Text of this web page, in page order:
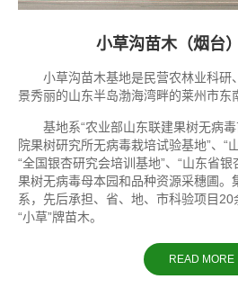
小草沟苗木（烟台
小草沟苗木基地是民营农林业科研
景秀丽的山东半岛渤海湾畔的莱州市东
基地系“农业部山东联建果树无病
院果树研究所无病毒栽培试验基地”、“
“全国银杏研究会培训基地”、“山东省
果树无病毒母本园和品种资源采穗圃。
系，先后承担、省、地、市科验项目
“小草”牌苗木。
READ MORE